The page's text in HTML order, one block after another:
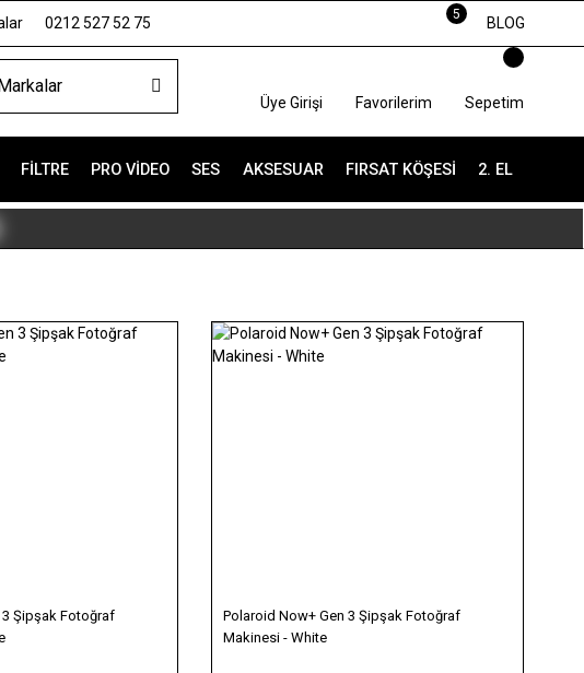
0212 527 52 75
5
BLOG
Üye Girişi Favorilerim Sepetim
FILTRE PRO VIDEO SES AKSESUAR FIRSAT KÖŞESI 2. EL
Şipşak Fotoğraf
Polaroid Now+ Gen 3 Şipşak Fotoğraf
Makinesi - White